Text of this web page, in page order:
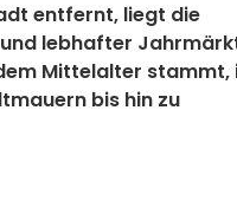
entfernt, liegt die
lebhafter
Mittelalter stammt,
bis hin zu